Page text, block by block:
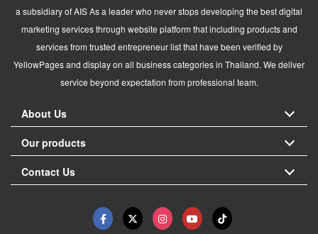
a subsidiary of AIS As a leader who never stops developing the best digital
marketing services through website platform that including products and
services from trusted entrepreneur list that have been verified by
YellowPages and display on all business categories in Thailand. We deliver
service beyond expectation from professional team.
About Us
Our products
Contact Us